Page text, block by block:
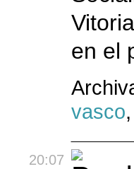
en el
vasco,
20:07